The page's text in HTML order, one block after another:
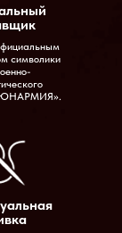
символики